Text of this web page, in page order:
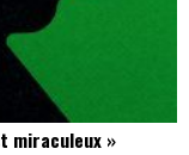
miraculeux »